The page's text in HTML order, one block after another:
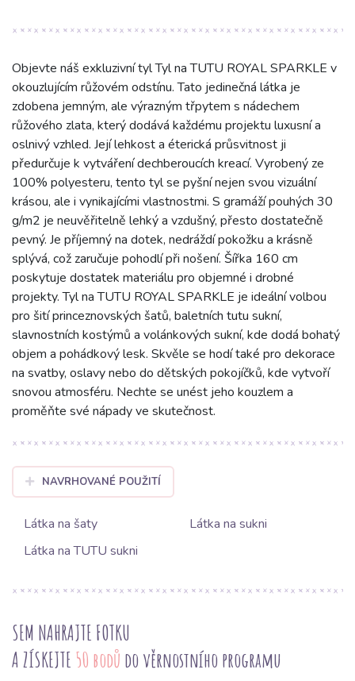
Objevte náš exkluzivní tyl Tyl na TUTU ROYAL SPARKLE v
okouzlujícím růžovém odstínu. Tato jedinečná látka je
zdobena jemným, ale výrazným třpytem s nádechem
růžového zlata, který dodává každému projektu luxusní a
oslnivý vzhled. Její lehkost a éterická průsvitnost ji
předurčuje k vytváření dechberoucích kreací. Vyrobený ze
100% polyesteru, tento tyl se pyšní nejen svou vizuální
krásou, ale i vynikajícími vlastnostmi. S gramáží pouhých 30
g/m2 je neuvěřitelně lehký a vzdušný, přesto dostatečně
pevný. Je příjemný na dotek, nedráždí pokožku a krásně
splývá, což zaručuje pohodlí při nošení. Šířka 160 cm
poskytuje dostatek materiálu pro objemné i drobné
projekty. Tyl na TUTU ROYAL SPARKLE je ideální volbou
pro šití princeznovských šatů, baletních tutu sukní,
slavnostních kostýmů a volánkových sukní, kde dodá bohatý
objem a pohádkový lesk. Skvěle se hodí také pro dekorace
na svatby, oslavy nebo do dětských pokojíčků, kde vytvoří
snovou atmosféru. Nechte se unést jeho kouzlem a
proměňte své nápady ve skutečnost.
NAVRHOVANÉ POUŽITÍ
Látka na šaty
Látka na sukni
Látka na TUTU sukni
SEM NAHRAJTE FOTKU
A ZÍSKEJTE 50 bodů do věrnostního programu